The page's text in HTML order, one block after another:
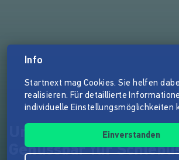
Unverpacktladen &
Genussbar für
Info
Startnext mag Cookies. Sie helfen
realisieren. Für detaillierte
individuelle Einstellungsmöglichkeiten
Einverstanden